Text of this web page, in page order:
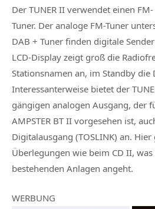
Der TUNER II verwendet einen
Tuner. Der analoge FM-Tuner
DAB + Tuner finden digitale
LCD-Display zeigt groß die
Stationsnamen an, im Standby die
Interessanterweise bietet der
gängigen analogen Ausgang, der
AMPSTER BT II vorgesehen ist,
Digitalausgang (TOSLINK) an.
Überlegungen wie beim CD II, was
bestehenden Anlagen angeht.
WERBUNG